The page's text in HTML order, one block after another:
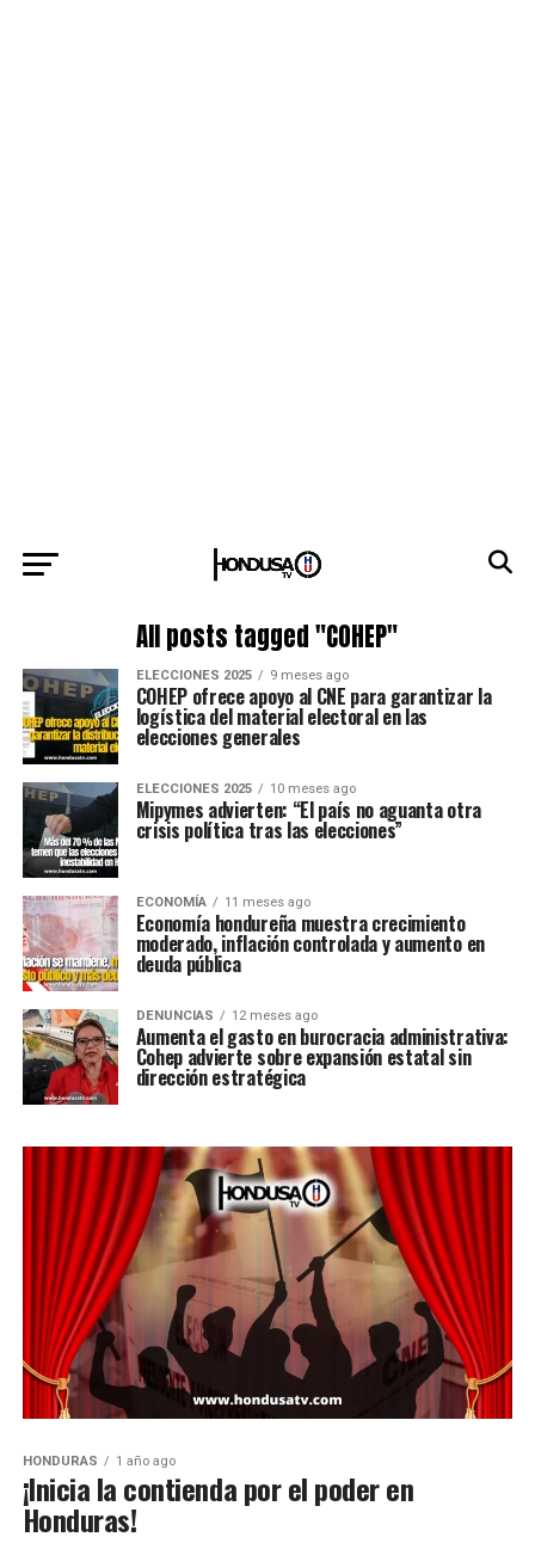
All posts tagged "COHEP"
ELECCIONES 2025 9 meses ago
COHEP ofrece apoyo al CNE para garantizar la
logística del material electoral en las
elecciones generales
ELECCIONES 2025 10 meses ago
Mipymes advierten: “El país no aguanta otra
crisis política tras las elecciones”
ECONOMÍA 11 meses ago
Economía hondureña muestra crecimiento
moderado, inflación controlada y aumento en
deuda pública
DENUNCIAS 12 meses ago
Aumenta el gasto en burocracia administrativa:
Cohep advierte sobre expansión estatal sin
dirección estratégica
HONDURAS 1 año ago
¡Inicia la contienda por el poder en
Honduras!